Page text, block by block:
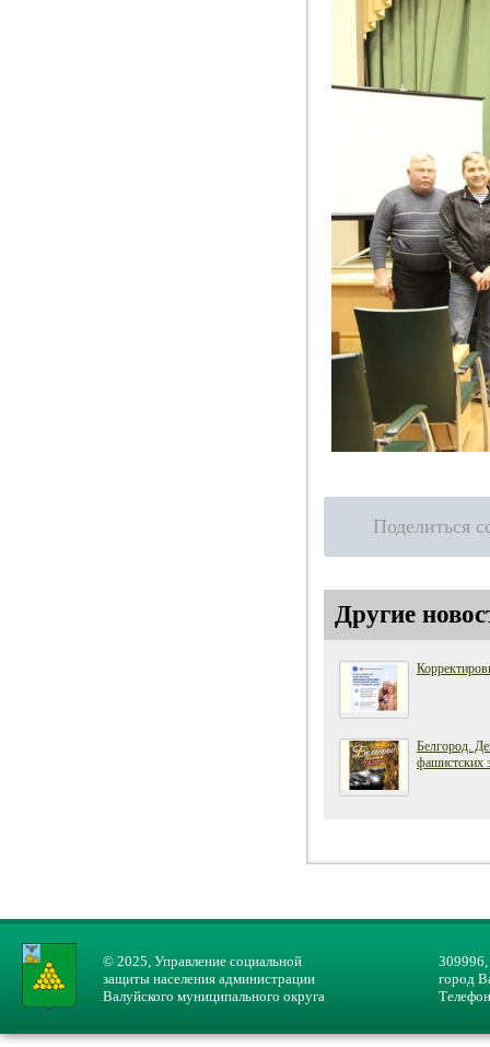
Поделиться
Другие
Белгород.
фашистских
© 2025, Управление социальной
защиты населения администрации
Валуйского муниципального округа
309996,
город